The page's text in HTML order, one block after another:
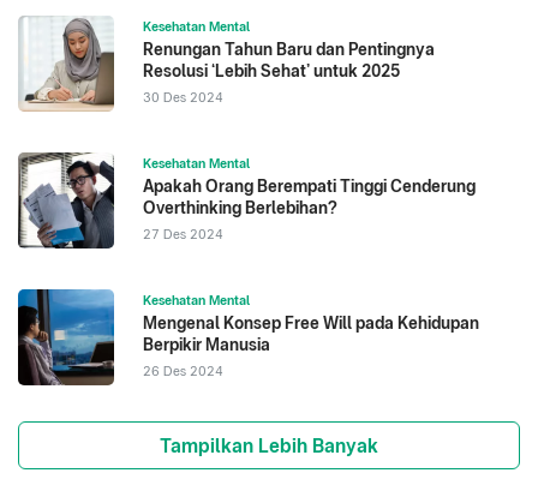
Kesehatan Mental
Renungan Tahun Baru dan Pentingnya
Resolusi ‘Lebih Sehat’ untuk 2025
30 Des 2024
Kesehatan Mental
Apakah Orang Berempati Tinggi Cenderung
Overthinking Berlebihan?
27 Des 2024
Kesehatan Mental
Mengenal Konsep Free Will pada Kehidupan
Berpikir Manusia
26 Des 2024
Tampilkan Lebih Banyak